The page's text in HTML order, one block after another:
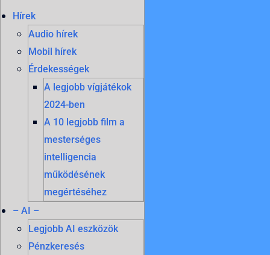
Hírek
Audio hírek
Mobil hírek
Érdekességek
A legjobb vígjátékok
2024-ben
A 10 legjobb film a
mesterséges
intelligencia
működésének
megértéséhez
– AI –
Legjobb AI eszközök
Pénzkeresés